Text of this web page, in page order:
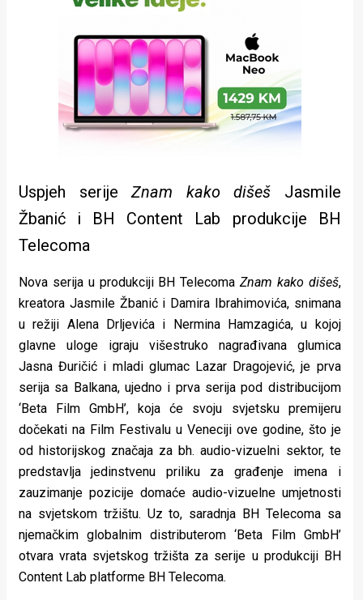
Uspjeh serijeZnam kako dišeš Jasmile
Žbanić i BH Content Lab produkcije BH
Telecoma
Nova serija u produkciji BH TelecomaZnam kako dišeš,
kreatora Jasmile Žbanić i Damira Ibrahimovića, snimana
u režiji Alena Drljevića i Nermina Hamzagića, u kojoj
glavne uloge igraju višestruko nagrađivana glumica
Jasna Đuričić i mladi glumac Lazar Dragojević, je prva
serija sa Balkana, ujedno i prva serija pod distribucijom
‘Beta Film GmbH’, koja će svoju svjetsku premijeru
dočekati na Film Festivalu u Veneciji ove godine, što je
od historijskog značaja za bh. audio-vizuelni sektor, te
predstavlja jedinstvenu priliku za građenje imena i
zauzimanje pozicije domaće audio-vizuelne umjetnosti
na svjetskom tržištu. Uz to, saradnja BH Telecoma sa
njemačkim globalnim distributerom ‘Beta Film GmbH’
otvara vrata svjetskog tržišta za serije u produkciji BH
Content Lab platforme BH Telecoma.